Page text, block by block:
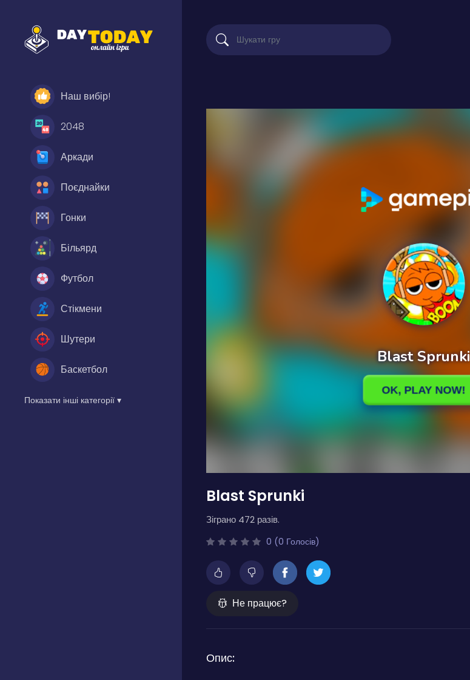
Наш вибір!
2048
Аркади
Поєднайки
Гонки
Більярд
Футбол
Стікмени
Шутери
Баскетбол
Показати інші категорії ▾
Blast Sprunki
Зіграно 472 разів.
0 (0 Голосів)
Не працює?
Опис: